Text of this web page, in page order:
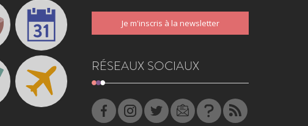
Je m'inscris à la newsletter
RÉSEAUX SOCIAUX